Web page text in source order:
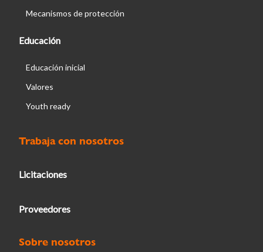
Mecanismos de protección
Educación
Educación inicial
Valores
Youth ready
Trabaja con nosotros
Licitaciones
Proveedores
Sobre nosotros